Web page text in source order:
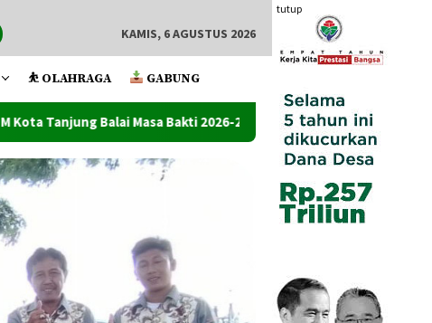
tutup
KAMIS, 6 AGUSTUS 2026
⛹️ OLAHRAGA GABUNG
2026-2030 Ketum Mapan Indonesia: Kasus laporan PJ